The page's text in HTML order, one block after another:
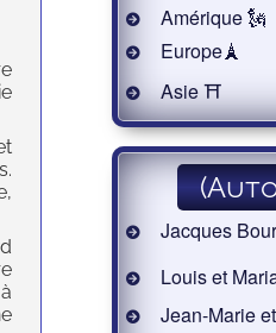
Amérique 🗽
Europe🗼
Asie ⛩
Jacques
Louis et
Jean-Marie